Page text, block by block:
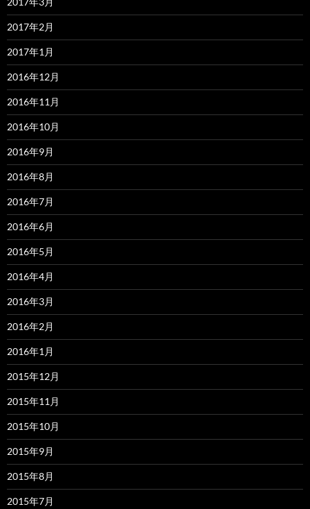
2017年2月
2017年1月
2016年12月
2016年11月
2016年10月
2016年9月
2016年8月
2016年7月
2016年6月
2016年5月
2016年4月
2016年3月
2016年2月
2016年1月
2015年12月
2015年11月
2015年10月
2015年9月
2015年8月
2015年7月